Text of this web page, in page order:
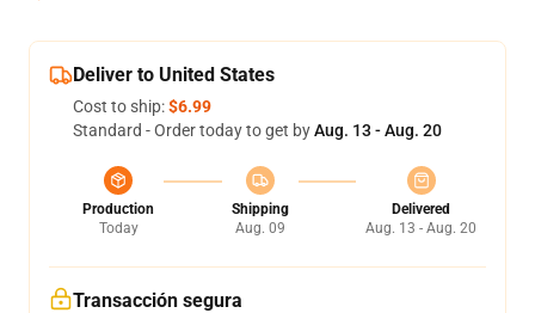
Deliver to United States
Cost to ship:$6.99
Standard - Order today to get byAug. 13 - Aug. 20
Production
Today
Shipping
Aug. 09
Delivered
Aug. 13 - Aug. 20
Transacción segura